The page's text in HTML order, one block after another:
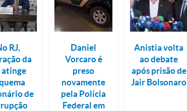
RJ,
da
atinge
de
Daniel
Vorcaro é
preso
novamente
pela Polícia
Federal em
Anistia volta
ao debate
após prisão de
Jair Bolsonaro